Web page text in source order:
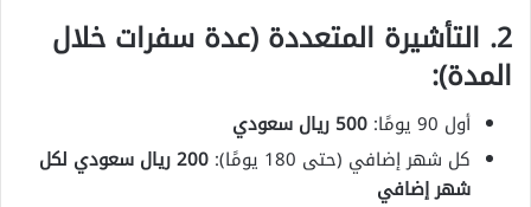
2. التأشيرة المتعددة (عدة سفرات خلال
المدة):
أول 90 يومًا:
500 ريال سعودي
كل شهر إضافي (حتى 180 يومًا):
200 ريال سعودي لكل
شهر إضافي